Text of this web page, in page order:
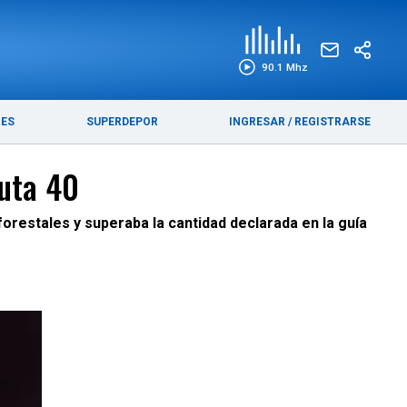
90.1 Mhz
SUPERDEPOR INGRESAR / REGISTRARSE
40
y superaba la cantidad declarada en la guía